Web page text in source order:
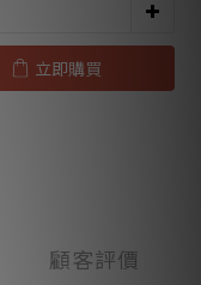
立即購買
顧客評價